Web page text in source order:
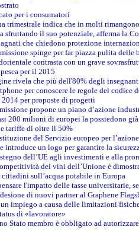
per i consumatori
trimestrale indica che in molti
sfruttando il suo potenziale, afferma la
che chiedono protezione
spinge per far piazza pulita delle
contrasta con un grave
per il 2015
rivela che più dell'80% degli
per conoscere le regole del codice
per proposte di progetti
propone un piano d’azione
200 milioni di europei la possiedono già
tariffe di oltre il 50%
del Servizio europeo per
un logo per garantire la
dell’UE agli investimenti e alla
dei vini dell’Unione è
sull’acqua potabile in Europa
l'impatto delle tasse universitarie,
di nuovi partner al Graphene
un impiego a causa delle limitazioni
di «lavoratore»
Stato membro è obbligato ad